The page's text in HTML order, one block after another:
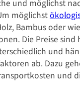
und möglichst
möglichst
Bambus oder
Die Preise sind
und
ab. Dazu
und